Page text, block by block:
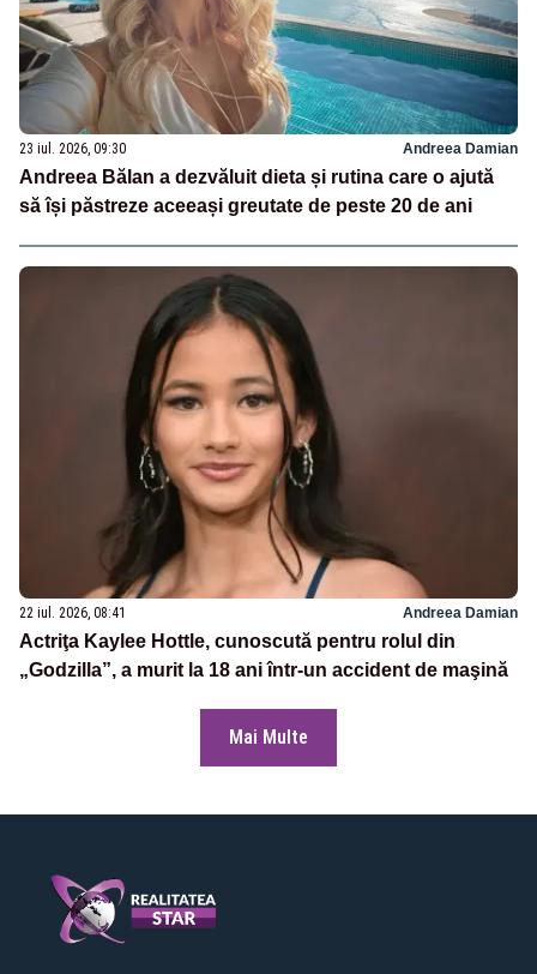
23 iul. 2026, 09:30 Andreea Damian
Andreea Bălan a dezvăluit dieta și rutina care o ajută
să își păstreze aceeași greutate de peste 20 de ani
22 iul. 2026, 08:41 Andreea Damian
Actriţa Kaylee Hottle, cunoscută pentru rolul din
„Godzilla”, a murit la 18 ani într-un accident de maşină
Mai Multe